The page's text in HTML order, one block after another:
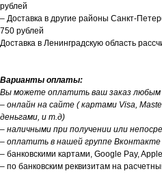
рублей
– Доставка в другие районы Санкт-
750 рублей
Доставка в Ленинградскую область
Варианты оплаты:
Вы можете оплатить ваш заказ любым
– онлайн на сайте ( картами Visa,
деньгами, и т.д)
– наличными при получении или
– оплатить в нашей группе Вконтакте
– банковскими картами, Google Pay,
– по банковским реквизитам на